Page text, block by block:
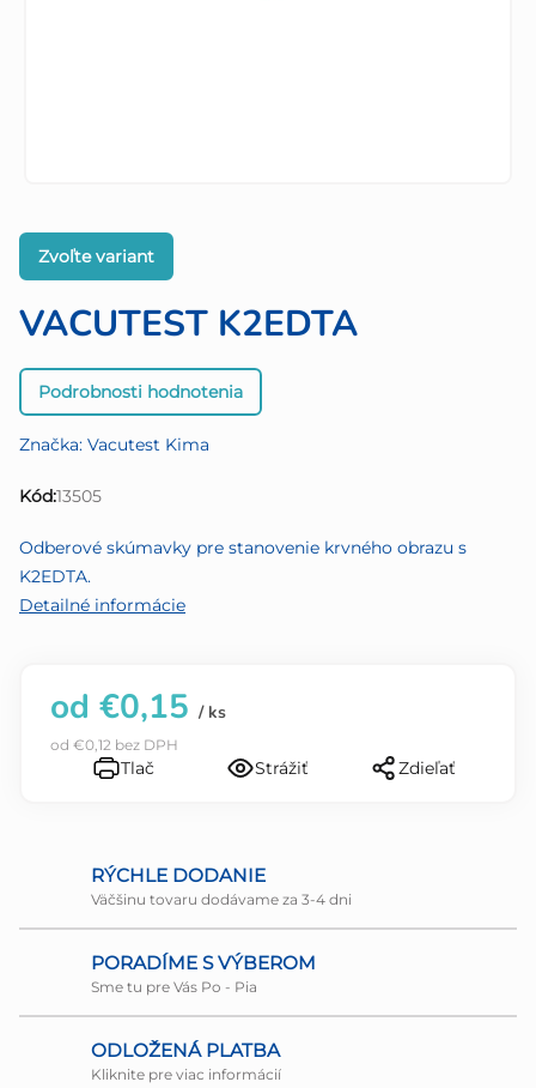
VACUTEST K2EDTA
Priemerné
hodnotenie
je
0,0
5
hviezdičiek.
Podrobnosti hodnotenia
Značka: Vacutest Kima
Kód:13505
Zvoľte variant
Odberové skúmavky pre stanovenie krvného obrazu s
K2EDTA.
Detailné informácie
od €0,15 / ks
od €0,12 bez DPH
Tlač Strážiť Zdieľať
RÝCHLE DODANIE
Väčšinu tovaru dodávame za 3-4 dni
PORADÍME S VÝBEROM
Sme tu pre Vás Po - Pia
ODLOŽENÁ PLATBA
Kliknite pre viac informácií